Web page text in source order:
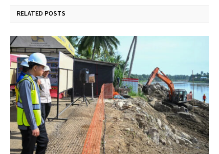
RELATED POSTS